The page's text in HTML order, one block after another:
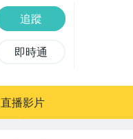
追蹤
即時通
直播影片